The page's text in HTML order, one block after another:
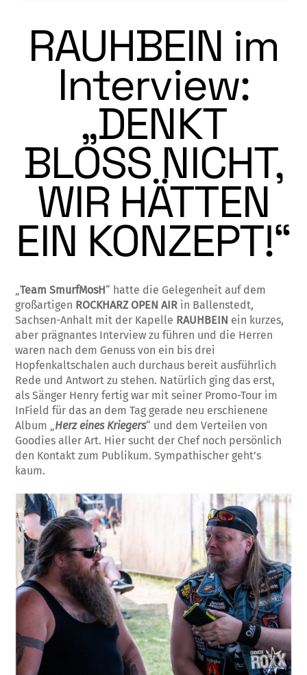
RAUHBEIN im
Interview:
„DENKT
BLOSS NICHT,
WIR HÄTTEN
EIN KONZEPT!“
„Team SmurfMosH“ hatte die Gelegenheit auf dem
großartigen ROCKHARZ OPEN AIR in Ballenstedt,
Sachsen-Anhalt mit der Kapelle RAUHBEIN ein kurzes,
aber prägnantes Interview zu führen und die Herren
waren nach dem Genuss von ein bis drei
Hopfenkaltschalen auch durchaus bereit ausführlich
Rede und Antwort zu stehen. Natürlich ging das erst,
als Sänger Henry fertig war mit seiner Promo-Tour im
InField für das an dem Tag gerade neu erschienene
Album „ Herz eines Kriegers“ und dem Verteilen von
Goodies aller Art. Hier sucht der Chef noch persönlich
den Kontakt zum Publikum. Sympathischer geht’s
kaum.